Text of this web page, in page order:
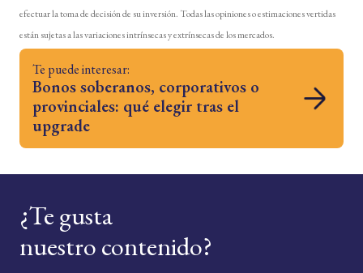
efectuar la toma de decisión de su inversión. Todas las opiniones o estimaciones vertidas
están sujetas a las variaciones intrínsecas y extrínsecas de los mercados.
Te puede interesar:
Bonos soberanos, corporativos o
provinciales: qué elegir tras el
upgrade
¿Te gusta
nuestro contenido?